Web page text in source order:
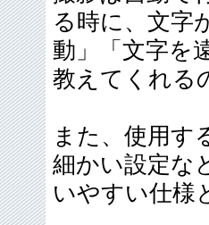
る時に、文字
動」「文字を
教えてくれる
また、使用す
細かい設定な
いやすい仕様